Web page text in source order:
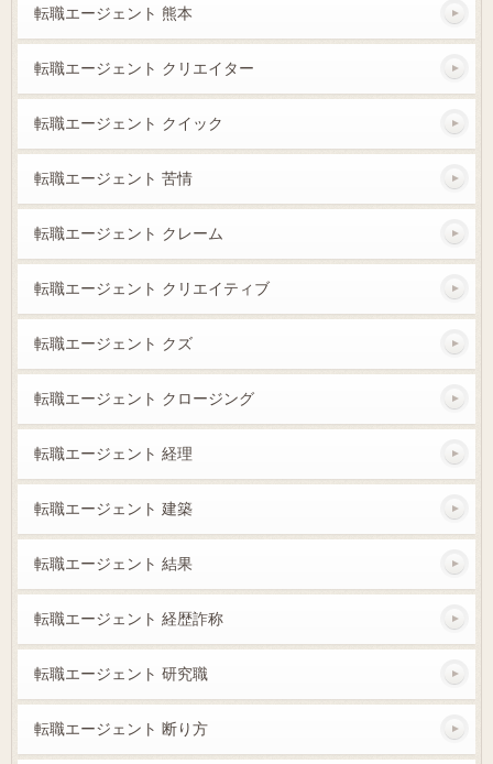
転職エージェント 熊本
転職エージェント クリエイター
転職エージェント クイック
転職エージェント 苦情
転職エージェント クレーム
転職エージェント クリエイティブ
転職エージェント クズ
転職エージェント クロージング
転職エージェント 経理
転職エージェント 建築
転職エージェント 結果
転職エージェント 経歴詐称
転職エージェント 研究職
転職エージェント 断り方